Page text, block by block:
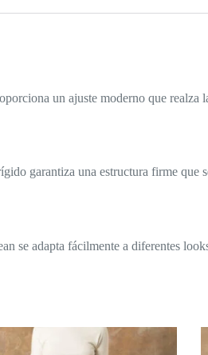
un ajuste moderno que
garantiza una estructura firme
se adapta fácilmente a diferentes